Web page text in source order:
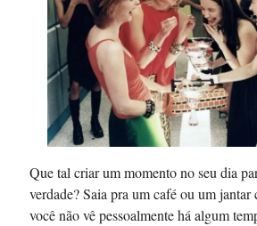
Que tal criar um momento no seu dia
verdade? Saia pra um café ou um
você não vê pessoalmente há algum